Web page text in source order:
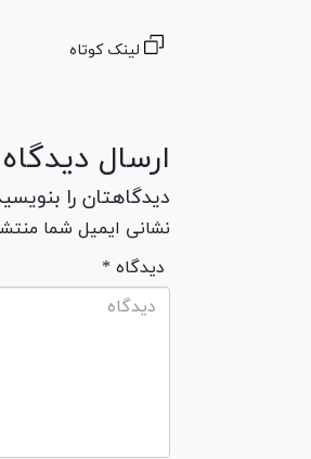
لینک کوتاه
ارسال دیدگاه
دیدگاهتان را
نشانی ایمیل شما
* دیدگاه